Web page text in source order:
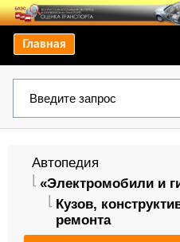
Главная
Автопедия
«Электромобили и
Кузов,
ремонта